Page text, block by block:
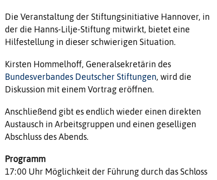
Die Veranstaltung der Stiftungsinitiative Hannover, in
der die Hanns-Lilje-Stiftung mitwirkt, bietet eine
Hilfestellung in dieser schwierigen Situation.
Kirsten Hommelhoff, Generalsekretärin des
Bundesverbandes Deutscher Stiftungen, wird die
Diskussion mit einem Vortrag eröffnen.
Anschließend gibt es endlich wieder einen direkten
Austausch in Arbeitsgruppen und einen geselligen
Abschluss des Abends.
Programm
17:00 Uhr Möglichkeit der Führung durch das Schloss